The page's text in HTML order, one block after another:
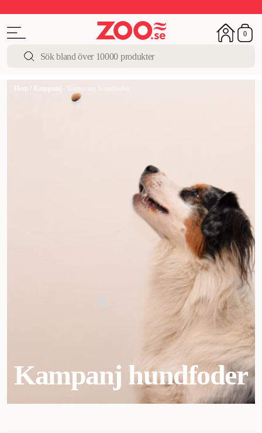
0
Hem / Kampanj
Kampanj hundfoder